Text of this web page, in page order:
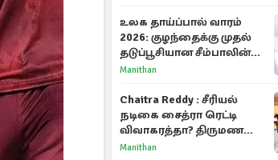
உலக தாய்ப்பால் வாரம்
2026: குழந்தைக்கு முதல்
தடுப்பூசியான சீம்பாலின்
முக்கியத்துவம்!
Manithan
Chaitra Reddy : சீரியல்
நடிகை சைத்ரா ரெட்டி
விவாகரத்தா? திருமண
புகைப்படங்களை நீக்கம்
Manithan